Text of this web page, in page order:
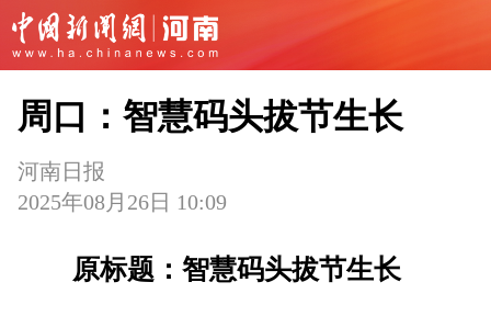
周口：智慧码头拔节生长
河南日报
2025年08月26日 10:09
原标题：智慧码头拔节生长